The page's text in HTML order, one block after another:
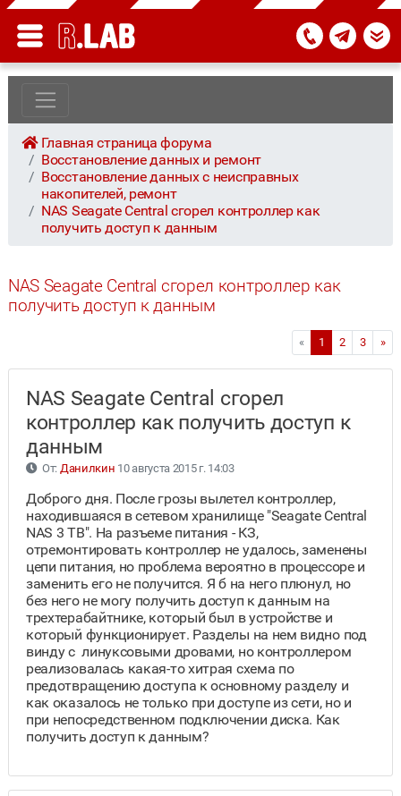
Главная страница форума
Восстановление данных и ремонт
Восстановление данных с неисправных
накопителей, ремонт
NAS Seagate Central сгорел контроллер как
получить доступ к данным
NAS Seagate Central сгорел контроллер как
получить доступ к данным
« 1 2 3 »
NAS Seagate Central сгорел
контроллер как получить доступ к
данным
От: Данилкин 10 августа 2015 г. 14:03
Доброго дня. После грозы вылетел контроллер,
находившаяся в сетевом хранилище "Seagate Central
NAS 3 TB". На разъеме питания - КЗ,
отремонтировать контроллер не удалось, заменены
цепи питания, но проблема вероятно в процессоре и
заменить его не получится. Я б на него плюнул, но
без него не могу получить доступ к данным на
трехтерабайтнике, который был в устройстве и
который функционирует. Разделы на нем видно под
винду с линуксовыми дровами, но контроллером
реализовалась какая-то хитрая схема по
предотвращению доступа к основному разделу и
как оказалось не только при доступе из сети, но и
при непосредственном подключении диска. Как
получить доступ к данным?